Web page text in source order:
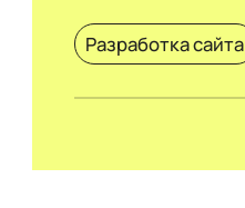
Разработка сайта